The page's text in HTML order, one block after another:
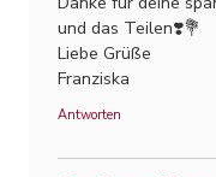
und das Teilen❣️💐
Liebe Grüße
Franziska
Antworten